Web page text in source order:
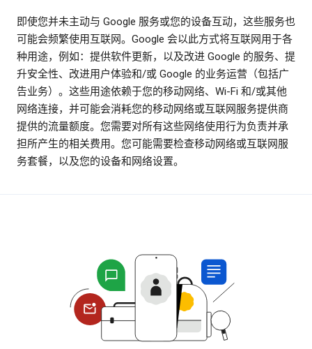
即使您并未主动与 Google 服务或您的设备互动，这些服务也
可能会频繁使用互联网。Google 会以此方式将互联网用于各
种用途，例如：提供软件更新，以及改进 Google 的服务、提
升安全性、改进用户体验和/或 Google 的业务运营（包括广
告业务）。这些用途依赖于您的移动网络、Wi-Fi 和/或其他
网络连接，并可能会消耗您的移动网络或互联网服务提供商
提供的流量额度。您需要对所有这些网络使用行为负责并承
担所产生的相关费用。您可能需要检查移动网络或互联网服
务套餐，以及您的设备和网络设置。